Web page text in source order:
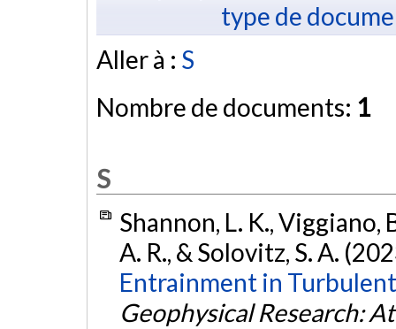
type de
Aller à : S
Nombre de documents: 1
S
Shannon, L. K., Viggiano,
A. R., & Solovitz, S. A.
Entrainment in
Geophysical Research: